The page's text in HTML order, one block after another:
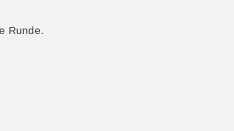
Runde.